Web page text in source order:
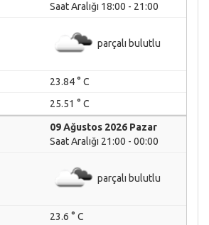
Saat Aralığı 18:00 - 21:00
parçalı bulutlu
23.84 ° C
25.51 ° C
09 Ağustos 2026 Pazar
Saat Aralığı 21:00 - 00:00
parçalı bulutlu
23.6 ° C